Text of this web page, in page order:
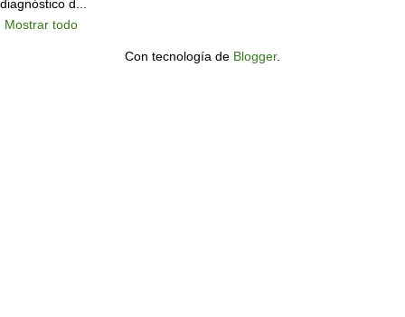
diagnóstico d...
Mostrar todo
Con tecnología de Blogger.